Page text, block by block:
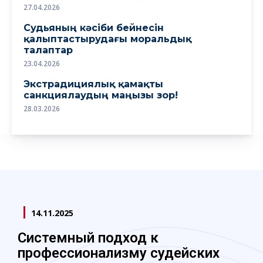
27.04.2026
Судьяның кәсіби бейнесін
қалыптастырудағы моральдық
талаптар
23.04.2026
Экстрадициялық қамақты
санкциялаудың маңызы зор!
28.03.2026